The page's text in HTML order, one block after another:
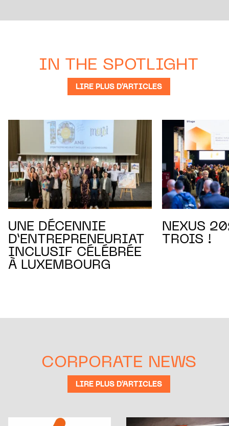
IN THE SPOTLIGHT
LIRE PLUS D'ARTICLES
UNE DÉCENNIE
D’ENTREPRENEURIAT
INCLUSIF CÉLÉBRÉE
À LUXEMBOURG
NEXUS
TROIS !
CORPORATE NEWS
LIRE PLUS D'ARTICLES